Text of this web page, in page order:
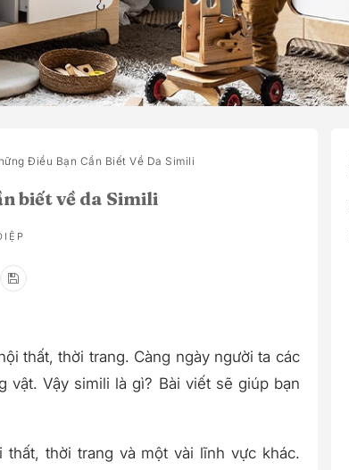
Điều Bạn Cần Biết Về Da Simili
biết về da Simili
thất, thời trang. Càng ngày người ta các
Vậy simili là gì? Bài viết sẽ giúp bạn
thời trang và một vài lĩnh vực khác.